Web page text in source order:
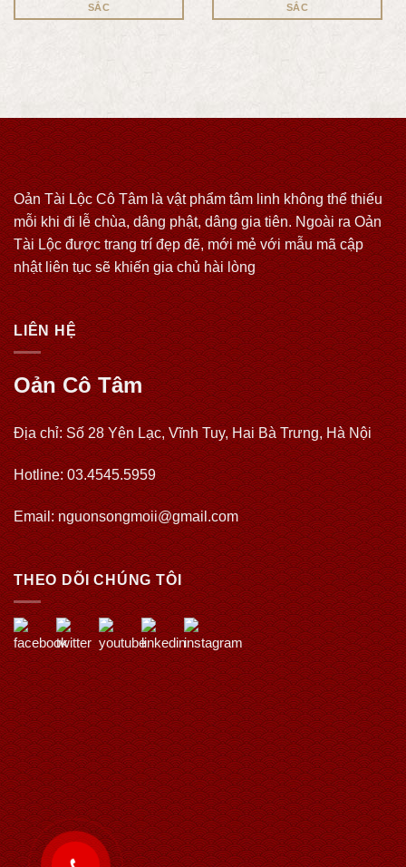
SẮC
SẮC
Oản Tài Lộc Cô Tâm là vật phẩm tâm linh không thể thiếu
mỗi khi đi lễ chùa, dâng phật, dâng gia tiên. Ngoài ra Oản
Tài Lộc được trang trí đẹp đẽ, mới mẻ với mẫu mã cập
nhật liên tục sẽ khiến gia chủ hài lòng
LIÊN HỆ
Oản Cô Tâm
Địa chỉ: Số 28 Yên Lạc, Vĩnh Tuy, Hai Bà Trưng, Hà Nội
Hotline: 03.4545.5959
Email: nguonsongmoii@gmail.com
THEO DÕI CHÚNG TÔI